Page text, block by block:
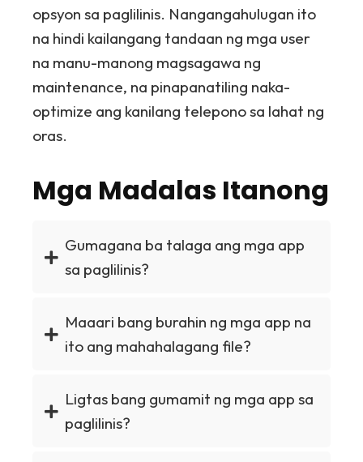
opsyon sa paglilinis. Nangangahulugan ito
na hindi kailangang tandaan ng mga user
na manu-manong magsagawa ng
maintenance, na pinapanatiling naka-
optimize ang kanilang telepono sa lahat ng
oras.
Mga Madalas Itanong
Gumagana ba talaga ang mga app
sa paglilinis?
Maaari bang burahin ng mga app na
ito ang mahahalagang file?
Ligtas bang gumamit ng mga app sa
paglilinis?